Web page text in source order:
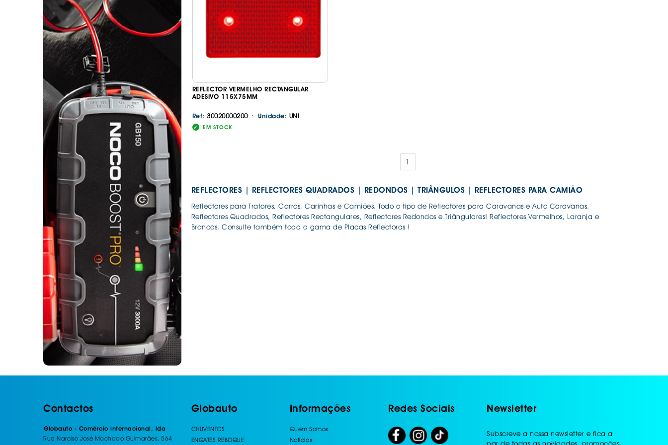
. SEGURANÇA DE CARGA
. SUPORTE BICICLETAS
. TAMPÕES JANTES
. TAPETES ORIGINAIS BORRACHA
PESADOS E CARAVANAS
. TAPETES ORIGINAIS BORRACHA 3D
. TAPETES ORIGINAIS BORRACHA
. TAPETES UNIVERSAIS ALCATIFA
. TAPETES UNIVERSAIS BORRACHA
. TAPETES UNIVERSAIS BORRACHA
MALA
REFLECTOR VERMELHO RECTANGULAR
ADESIVO 115X75MM
Ref: 30020000200 · Unidade: UNI
EM STOCK
1
REFLECTORES | REFLECTORES QUADRADOS | REDONDOS | TRIÂNGULOS | REFLECTORES PARA CAMIÃO
Reflectores para Tratores, Carros, Carinhas e Camiões. Todo o tipo de Reflectores para Caravanas e Auto Caravanas.
Reflectores Quadrados, Reflectores Rectangulares, Reflectores Redondos e Triângulares! Reflectores Vermelhos, Laranja e
Brancos. Consulte também toda a gama de Placas Reflectoras !
Continuar a comprar
Contactos
Globauto - Comércio internacional, lda
Rua Narciso José Machado Guimarães, 564
Globauto
CHUVENTOS
ENGATES REBOQUE
Informações
Quem Somos
Notícias
Redes Sociais Newsletter
Subscreve a nossa newsletter e fica a